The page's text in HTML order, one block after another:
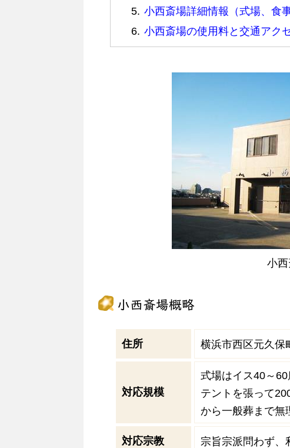
小西斎場詳細情報（式場、食
小西斎場の使用料と交通アク
小
小西斎場概略
住所 横浜市西区元久保
対応規模
式場はイス40～
テントを張って
から一般葬まで無
対応宗教 宗旨宗派問わず、